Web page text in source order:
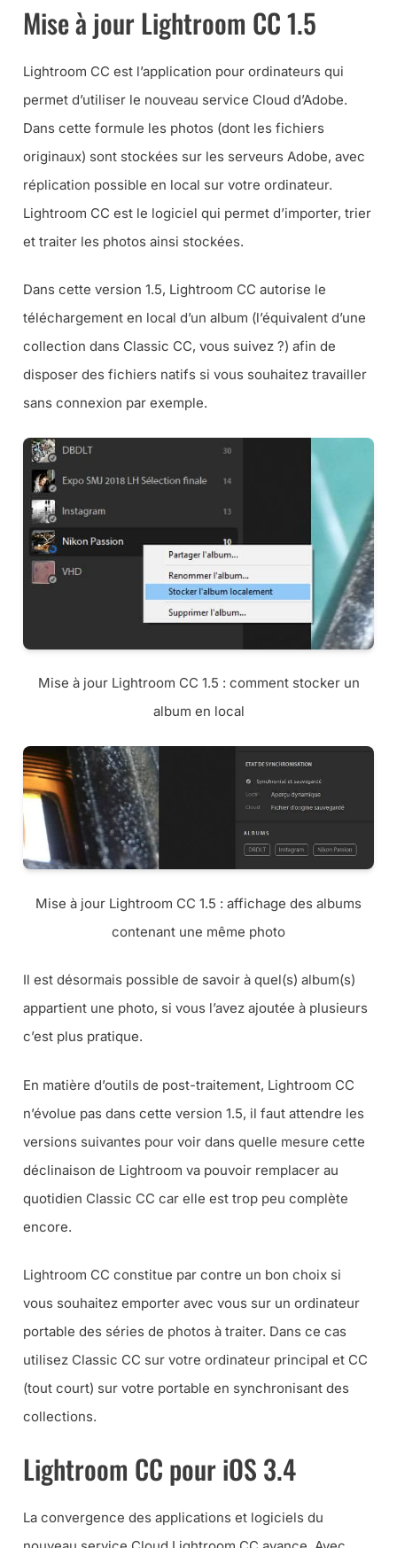
Mise à jour Lightroom CC 1.5
Lightroom CC est l’application pour ordinateurs qui
permet d’utiliser le nouveau service Cloud d’Adobe.
Dans cette formule les photos (dont les fichiers
originaux) sont stockées sur les serveurs Adobe, avec
réplication possible en local sur votre ordinateur.
Lightroom CC est le logiciel qui permet d’importer, trier
et traiter les photos ainsi stockées.
Dans cette version 1.5, Lightroom CC autorise le
téléchargement en local d’un album (l’équivalent d’une
collection dans Classic CC, vous suivez ?) afin de
disposer des fichiers natifs si vous souhaitez travailler
sans connexion par exemple.
Mise à jour Lightroom CC 1.5 : comment stocker un
album en local
Mise à jour Lightroom CC 1.5 : affichage des albums
contenant une même photo
Il est désormais possible de savoir à quel(s) album(s)
appartient une photo, si vous l’avez ajoutée à plusieurs
c’est plus pratique.
En matière d’outils de post-traitement, Lightroom CC
n’évolue pas dans cette version 1.5, il faut attendre les
versions suivantes pour voir dans quelle mesure cette
déclinaison de Lightroom va pouvoir remplacer au
quotidien Classic CC car elle est trop peu complète
encore.
Lightroom CC constitue par contre un bon choix si
vous souhaitez emporter avec vous sur un ordinateur
portable des séries de photos à traiter. Dans ce cas
utilisez Classic CC sur votre ordinateur principal et CC
(tout court) sur votre portable en synchronisant des
collections.
Lightroom CC pour iOS 3.4
La convergence des applications et logiciels du